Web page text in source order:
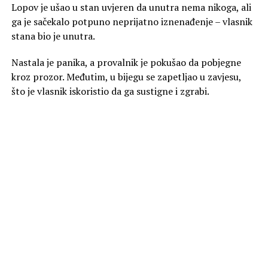
Lopov je ušao u stan uvjeren da unutra nema nikoga, ali
ga je sačekalo potpuno neprijatno iznenađenje – vlasnik
stana bio je unutra.
Nastala je panika, a provalnik je pokušao da pobjegne
kroz prozor. Međutim, u bijegu se zapetljao u zavjesu,
što je vlasnik iskoristio da ga sustigne i zgrabi.